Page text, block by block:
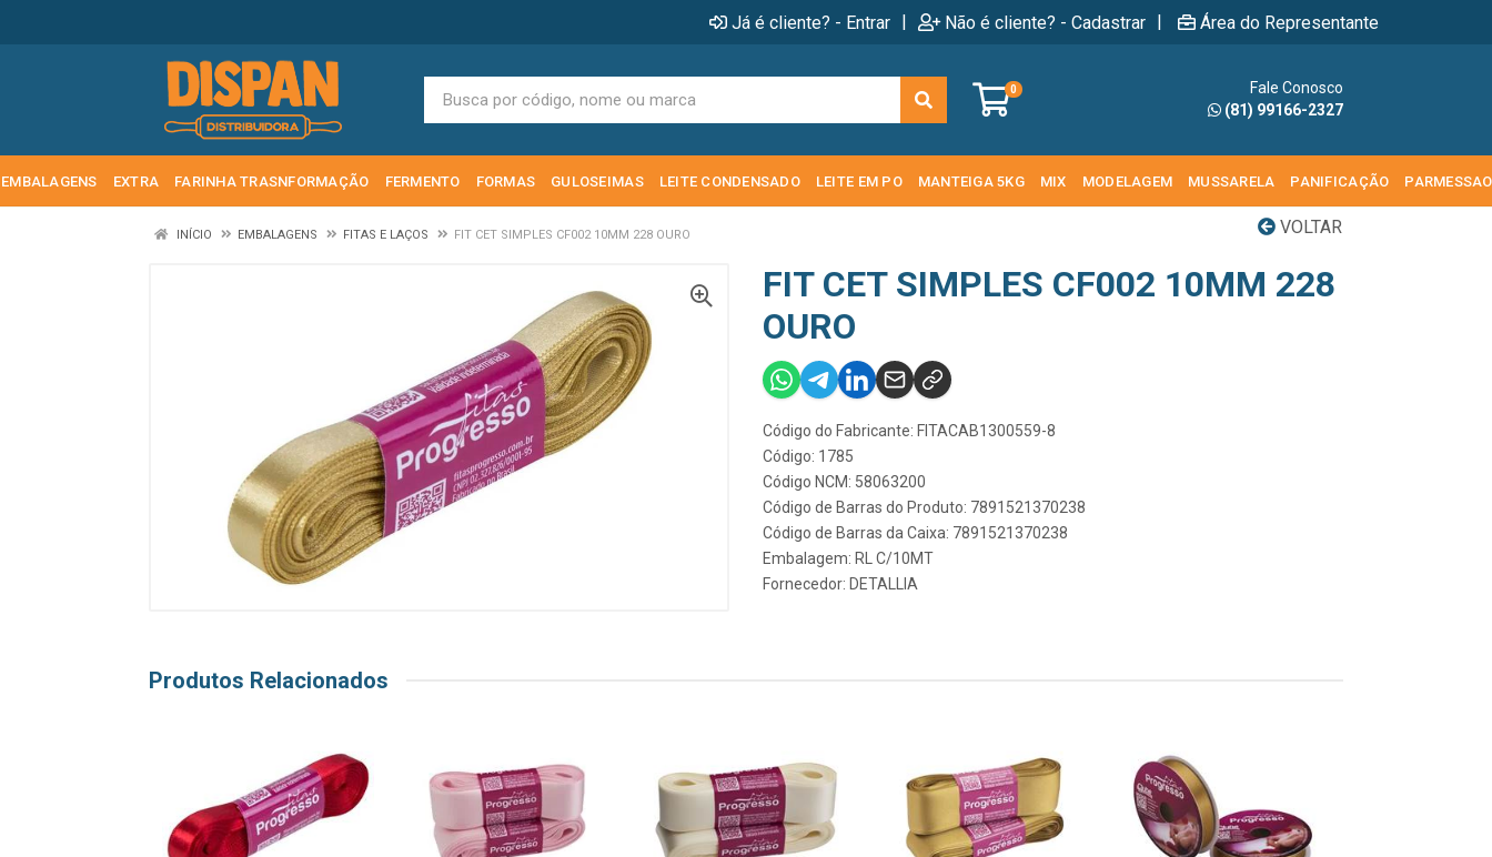
Já é cliente? - Entrar | Não é cliente? - Cadastrar | Área do Representante
0
Fale Conosco
(81) 99166-2327
EMBALAGENS EXTRA FARINHA TRASNFORMAÇÃO FERMENTO FORMAS GULOSEIMAS LEITE CONDENSADO LEITE EM PO MANTEIGA 5KG MIX MODELAGEM MUSSARELA PANIFICAÇÃO PARMESSAO
VOLTAR
INÍCIO EMBALAGENS FITAS E LAÇOS FIT CET SIMPLES CF002 10MM 228 OURO
FIT CET SIMPLES CF002 10MM 228
OURO
Código do Fabricante: FITACAB1300559-8
Código: 1785
Código NCM: 58063200
Código de Barras do Produto: 7891521370238
Código de Barras da Caixa: 7891521370238
Embalagem: RL C/10MT
Fornecedor: DETALLIA
Produtos Relacionados